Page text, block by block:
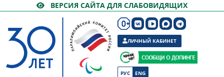
ВЕРСИЯ САЙТА ДЛЯ СЛАБОВИДЯЩИХ
РУС ENG
ЛИЧНЫЙ КАБИНЕТ